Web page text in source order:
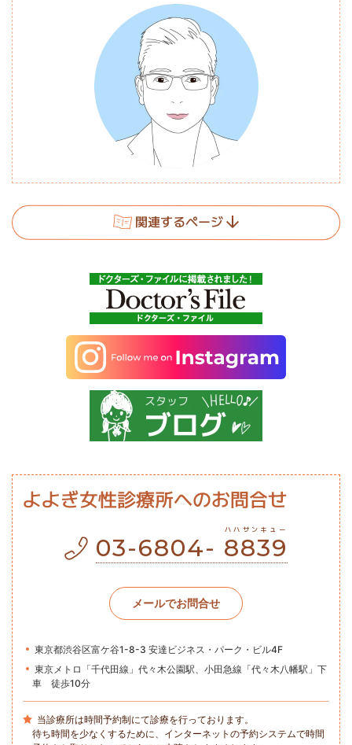
関連するページ
よよぎ女性診療所へのお問合せ
03-6804- 8839
ハハサンキュー
メールでお問合せ
東京都渋谷区富ケ谷1-8-3 安達ビジネス・パーク・ビル4F
東京メトロ「千代田線」代々木公園駅、小田急線「代々木八幡駅」下
車 徒歩10分
当診療所は時間予約制にて診療を行っております。
待ち時間を少なくするために、インターネットの予約システムで時間